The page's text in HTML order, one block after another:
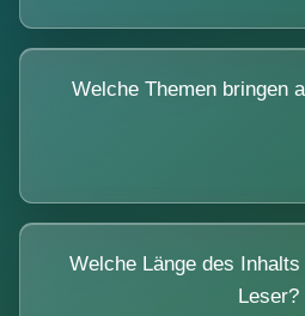
Welche Themen bringen
Welche Länge des
Leser?